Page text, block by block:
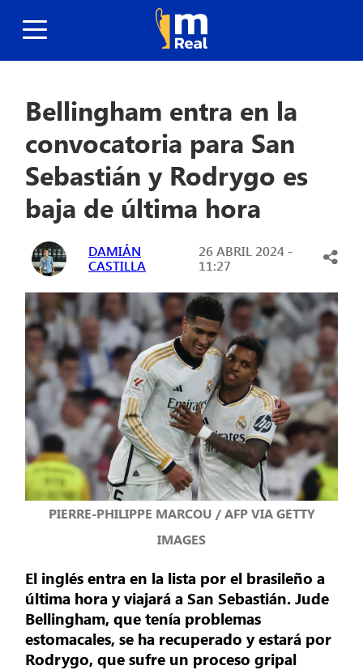
Bellingham entra en la
convocatoria para San
Sebastián y Rodrygo es
baja de última hora
DAMIÁN
CASTILLA
26 ABRIL 2024 -
11:27
PIERRE-PHILIPPE MARCOU / AFP VIA GETTY
IMAGES
El inglés entra en la lista por el brasileño a
última hora y viajará a San Sebastián. Jude
Bellingham, que tenía problemas
estomacales, se ha recuperado y estará por
Rodrygo, que sufre un proceso gripal